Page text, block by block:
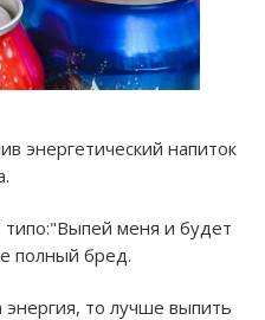
энергетический напиток
меня и будет
полный бред.
то лучше выпить